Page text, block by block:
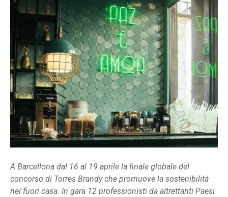
A Barcellona dal 16 al 19 aprile la finale globale del
concorso di Torres Brandy che promuove la sostenibilità
nel fuori casa. In gara 12 professionisti da altrettanti Paesi